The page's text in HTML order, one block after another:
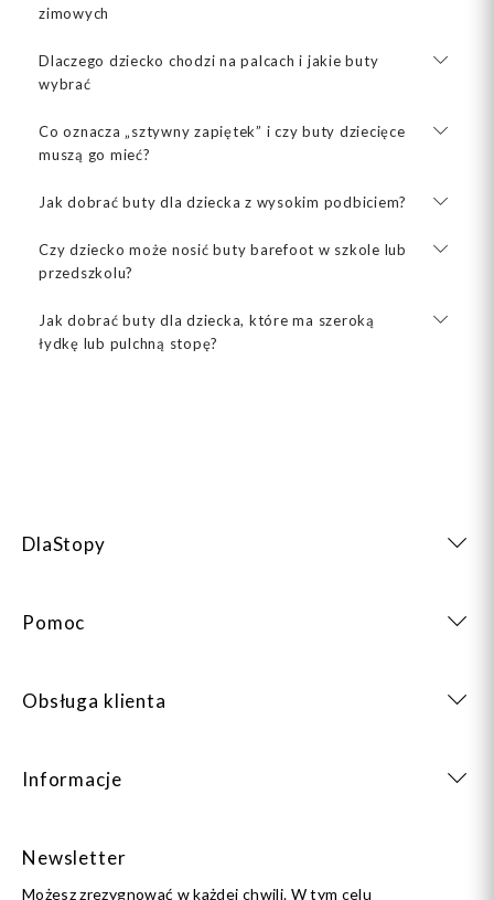
zimowych
Dlaczego dziecko chodzi na palcach i jakie buty
wybrać
Co oznacza „sztywny zapiętek” i czy buty dziecięce
muszą go mieć?
Jak dobrać buty dla dziecka z wysokim podbiciem?
Czy dziecko może nosić buty barefoot w szkole lub
przedszkolu?
Jak dobrać buty dla dziecka, które ma szeroką
łydkę lub pulchną stopę?
DlaStopy
Pomoc
Obsługa klienta
Informacje
Newsletter
Możesz zrezygnować w każdej chwili. W tym celu